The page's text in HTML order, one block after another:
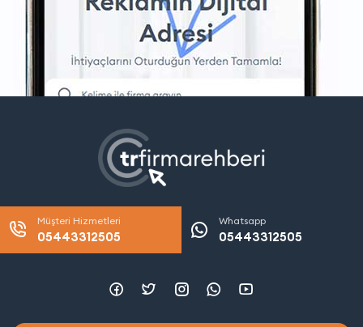
Müşteri Hizmetleri
05443312505
Whatsapp
05443312505